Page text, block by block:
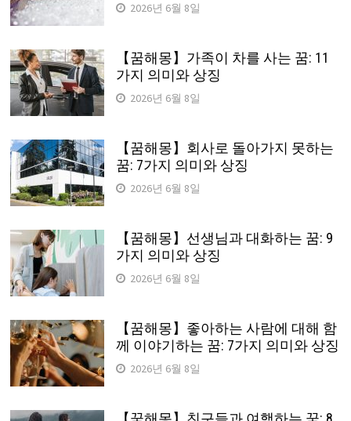
2026년 6월 8일
【꿈해몽】가족이 차를 사는 꿈: 11
가지 의미와 상징
2026년 6월 8일
【꿈해몽】회사로 돌아가지 못하는
꿈: 7가지 의미와 상징
2026년 6월 8일
【꿈해몽】선생님과 대화하는 꿈: 9
가지 의미와 상징
2026년 6월 8일
【꿈해몽】좋아하는 사람에 대해 함
께 이야기하는 꿈: 7가지 의미와 상징
2026년 6월 8일